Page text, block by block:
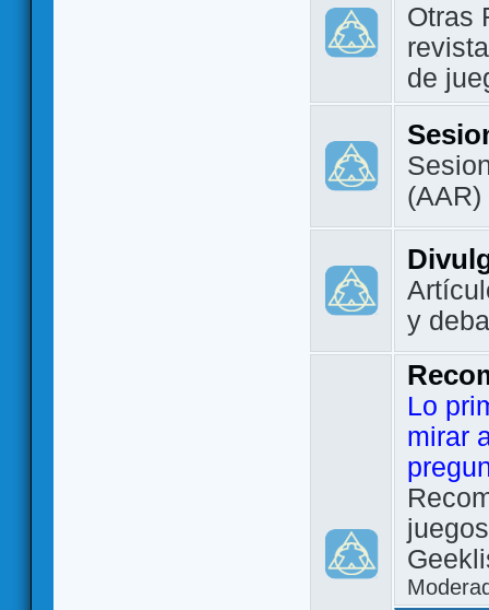
Otras
de
(AAR)
y
Lo
mirar